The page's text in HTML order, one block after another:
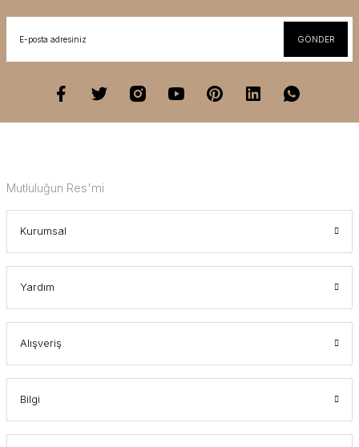
GÖNDER
Mutluluğun Res'mi
Kurumsal
Yardım
Alışveriş
Bilgi